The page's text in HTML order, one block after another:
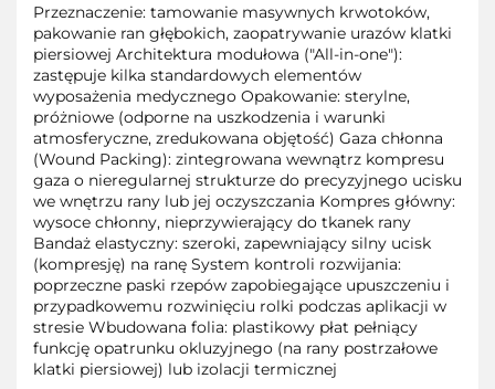
Przeznaczenie: tamowanie masywnych krwotoków,
pakowanie ran głębokich, zaopatrywanie urazów klatki
piersiowej Architektura modułowa ("All-in-one"):
zastępuje kilka standardowych elementów
wyposażenia medycznego Opakowanie: sterylne,
próżniowe (odporne na uszkodzenia i warunki
atmosferyczne, zredukowana objętość) Gaza chłonna
(Wound Packing): zintegrowana wewnątrz kompresu
gaza o nieregularnej strukturze do precyzyjnego ucisku
we wnętrzu rany lub jej oczyszczania Kompres główny:
wysoce chłonny, nieprzywierający do tkanek rany
Bandaż elastyczny: szeroki, zapewniający silny ucisk
(kompresję) na ranę System kontroli rozwijania:
poprzeczne paski rzepów zapobiegające upuszczeniu i
przypadkowemu rozwinięciu rolki podczas aplikacji w
stresie Wbudowana folia: plastikowy płat pełniący
funkcję opatrunku okluzyjnego (na rany postrzałowe
klatki piersiowej) lub izolacji termicznej